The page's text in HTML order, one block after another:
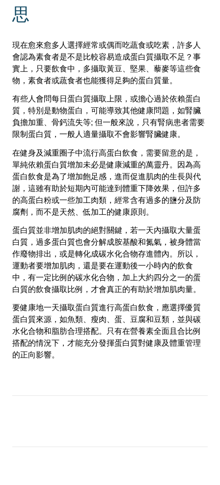
思
現在愈來愈多人選擇經常或偶而吃蔬食或吃素，許多人
會認為素食者是不是比較容易造成蛋白質攝取不足？事
實上，只要飲食中，多攝取黃豆、堅果、藜麥等這些食
物，素食者或蔬食者也能獲得足夠的蛋白質量。
有些人會問每日蛋白質攝取上限，或擔心過於依賴蛋白
質，特別是動物蛋白，可能導致其他健康問題，如腎臟
負擔加重、骨鈣流失等; 但一般來說，只有腎病患者需要
限制蛋白質，一般人適量攝取不會影響腎臟健康。
在健身及減重圈子中流行高蛋白飲食，需要留意的是，
單純依賴蛋白質增加未必是健康減重的萬靈丹。因為高
蛋白飲食是為了增加飽足感，進而促進肌肉的生長與代
謝，這雖有助於短期內可能達到體重下降效果，但許多
的高蛋白粉或一些加工肉類，經常含有過多的鹽分及防
腐劑，而不是天然、低加工的健康原則。
蛋白質並非增加肌肉的絕對關鍵，若一天內攝取大量蛋
白質，過多蛋白質也會分解成胺基酸和氮氣，被身體當
作廢物排出，或是轉化成碳水化合物存進體內。所以，
運動者要增加肌肉，還是要在運動後一小時內的飲食
中，有一定比例的碳水化合物，加上大約四分之一的蛋
白質的飲食攝取比例，才會真正的有助於增加肌肉量。
要健康地一天攝取蛋白質進行高蛋白飲食，應選擇優質
蛋白質來源，如魚類、瘦肉、蛋、豆腐和豆類，並與碳
水化合物和脂肪合理搭配。只有在營養素全面且合比例
搭配的情況下，才能充分發揮蛋白質對健康及體重管理
的正向影響。